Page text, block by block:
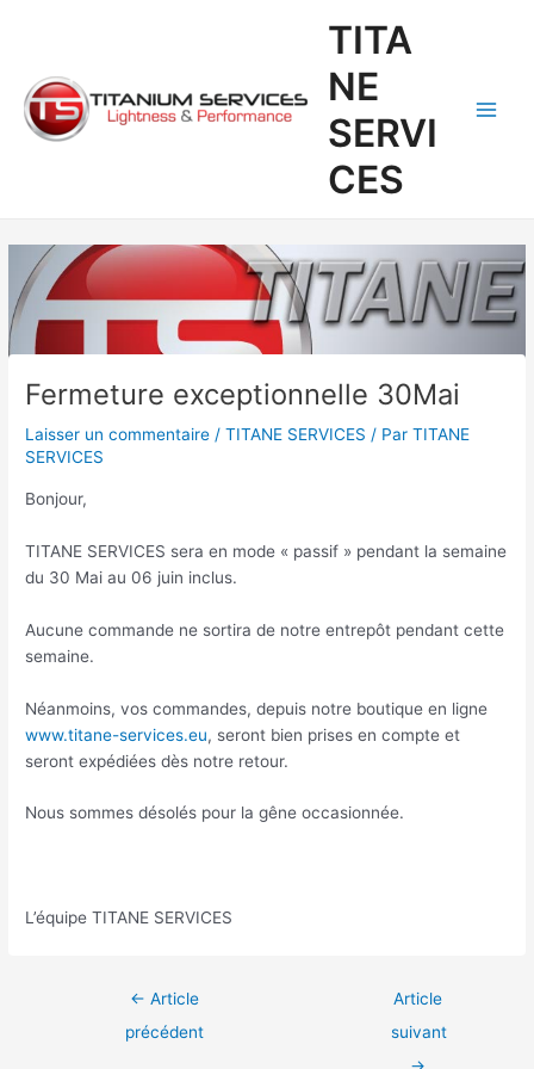
TITA
NE
SERVI
CES
Fermeture exceptionnelle 30Mai
Laisser un commentaire /TITANE SERVICES / ParTITANE
SERVICES
Bonjour,
TITANE SERVICES sera en mode « passif » pendant la semaine
du 30 Mai au 06 juin inclus.
Aucune commande ne sortira de notre entrepôt pendant cette
semaine.
Néanmoins, vos commandes, depuis notre boutique en ligne
www.titane-services.eu, seront bien prises en compte et
seront expédiées dès notre retour.
Nous sommes désolés pour la gêne occasionnée.
L’équipe TITANE SERVICES
← Article
précédent
Article
suivant